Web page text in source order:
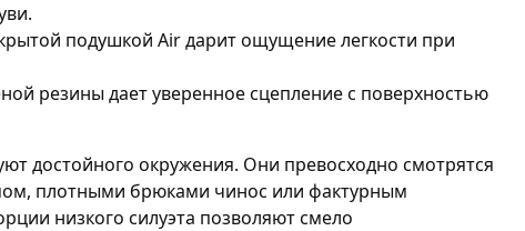
подушкой Air дарит ощущение легкости при
резины дает уверенное сцепление с поверхностью
достойного окружения. Они превосходно смотрятся
плотными брюками чинос или фактурным
низкого силуэта позволяют смело